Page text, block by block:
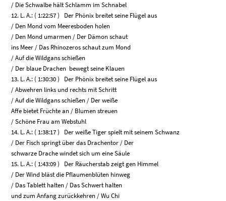
/ Die Schwalbe hält Schlamm im Schnabel
12. L. A.: ( 1:22:57 ) Der Phönix breitet seine Flügel aus
/ Den Mond vom Meeresboden holen
/ Den Mond umarmen / Der Dämon schaut
ins Meer / Das Rhinozeros schaut zum Mond
/ Auf die Wildgans schießen
/ Der blaue Drachen bewegt seine Klauen
13. L. A.: ( 1:30:30 ) Der Phönix breitet seine Flügel aus
/ Abwehren links und rechts mit Schritt
/ Auf die Wildgans schießen / Der weiße
Affe bietet Früchte an / Blumen streuen
/ Schöne Frau am Webstuhl
14. L. A.: ( 1:38:17 ) Der weiße Tiger spielt mit seinem Schwanz
/ Der Fisch springt über das Drachentor / Der
schwarze Drache windet sich um eine Säule
15. L. A.: ( 1:43:09 ) Der Räucherstab zeigt gen Himmel
/ Der Wind bläst die Pflaumenblüten hinweg
/ Das Tablett halten / Das Schwert halten
und zum Anfang zurückkehren / Wu Chi